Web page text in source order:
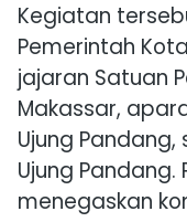
Kegiatan
Pemerintah
jajaran Satuan
Makassar,
Ujung Pandang,
Ujung Pandang.
menegaskan